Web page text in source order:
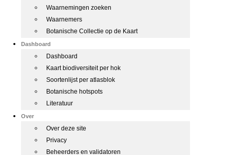
Waarnemingen zoeken
Waarnemers
Botanische Collectie op de Kaart
Dashboard
Dashboard
Kaart biodiversiteit per hok
Soortenlijst per atlasblok
Botanische hotspots
Literatuur
Over
Over deze site
Privacy
Beheerders en validatoren